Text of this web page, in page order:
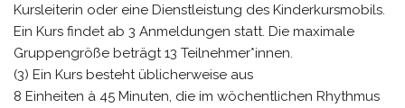
Kursleiterin oder eine Dienstleistung des Kinderkursmobils.
Ein Kurs findet ab 3 Anmeldungen statt. Die maximale
Gruppengröße beträgt 13 Teilnehmer*innen.
(3) Ein Kurs besteht üblicherweise aus
8 Einheiten à 45 Minuten, die im wöchentlichen Rhythmus